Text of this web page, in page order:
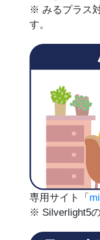
※ みるプラス
す。
専用サイト「
※ Silverlight5